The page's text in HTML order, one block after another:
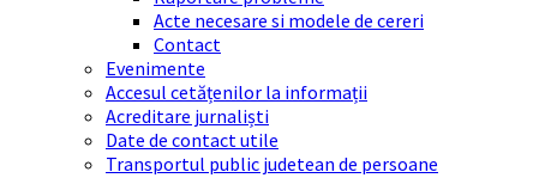
Acte necesare si modele de cereri
Contact
Evenimente
Accesul cetățenilor la informații
Acreditare jurnaliști
Date de contact utile
Transportul public judetean de persoane